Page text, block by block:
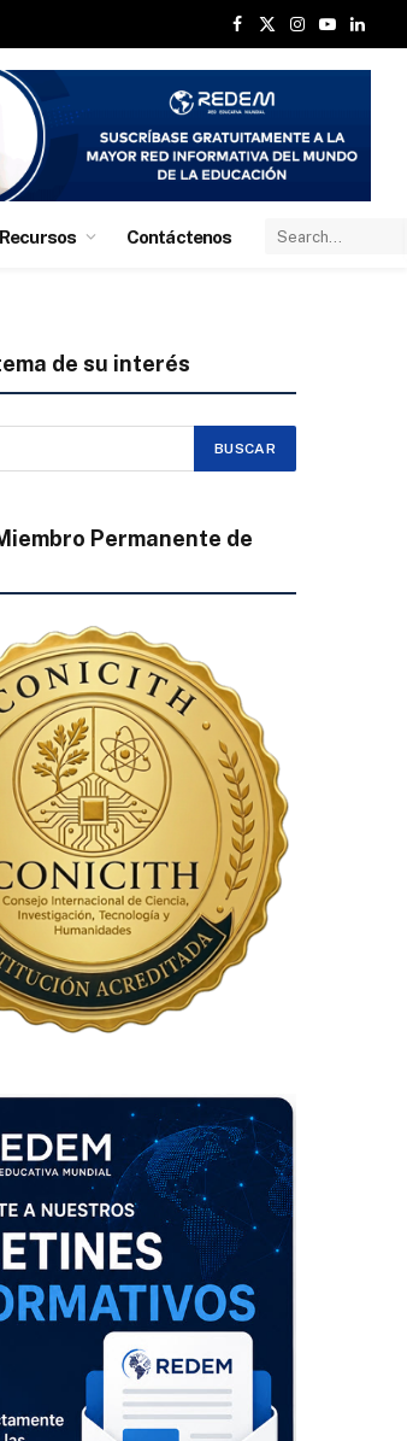
Facebook
X
Instagram
YouTube
Recursos Contáctenos
de su interés
Permanente de